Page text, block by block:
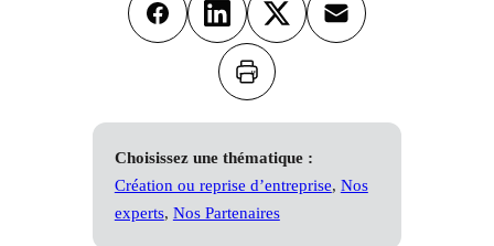
FacebookLinkedInX Email
Imprimer
Choisissez une thématique :
Création ou reprise d’entreprise, Nos
experts, Nos Partenaires